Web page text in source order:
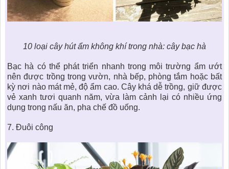
10 loại cây hút ẩm không khí trong nhà: cây bạc hà
Bạc hà có thể phát triển nhanh trong môi trường ẩm ướt
nên được trồng trong vườn, nhà bếp, phòng tắm hoặc bất
kỳ nơi nào mát mẻ, độ ẩm cao. Cây khá dễ trồng, giữ được
vẻ xanh tươi quanh năm, vừa làm cảnh lại có nhiều ứng
dụng trong nấu ăn, pha chế đồ uống.
7.Đuôi công